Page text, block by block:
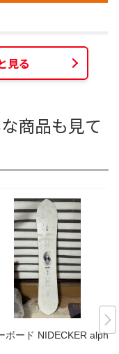
見る
商品も見て
ボード NIDECKER alpha